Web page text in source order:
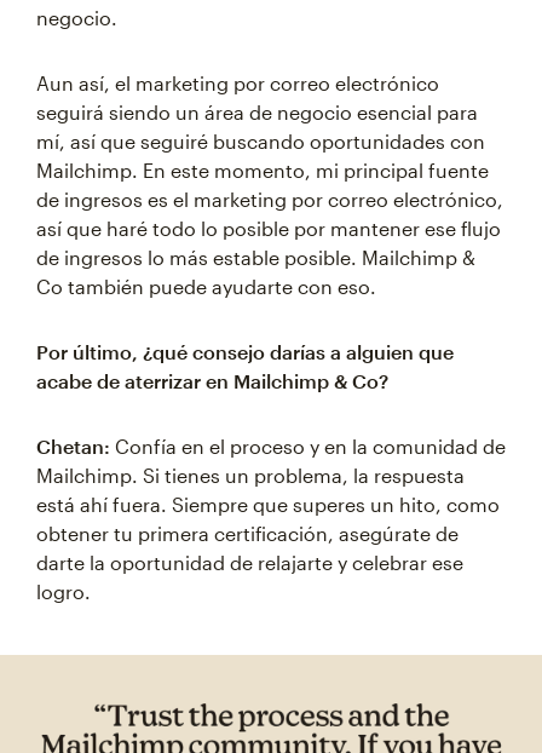
negocio.
Aun así, el marketing por correo electrónico
seguirá siendo un área de negocio esencial para
mí, así que seguiré buscando oportunidades con
Mailchimp. En este momento, mi principal fuente
de ingresos es el marketing por correo electrónico,
así que haré todo lo posible por mantener ese flujo
de ingresos lo más estable posible. Mailchimp &
Co también puede ayudarte con eso.
Por último, ¿qué consejo darías a alguien que
acabe de aterrizar en Mailchimp & Co?
Chetan: Confía en el proceso y en la comunidad de
Mailchimp. Si tienes un problema, la respuesta
está ahí fuera. Siempre que superes un hito, como
obtener tu primera certificación, asegúrate de
darte la oportunidad de relajarte y celebrar ese
logro.